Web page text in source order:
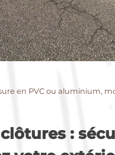
en PVC ou aluminium,
: